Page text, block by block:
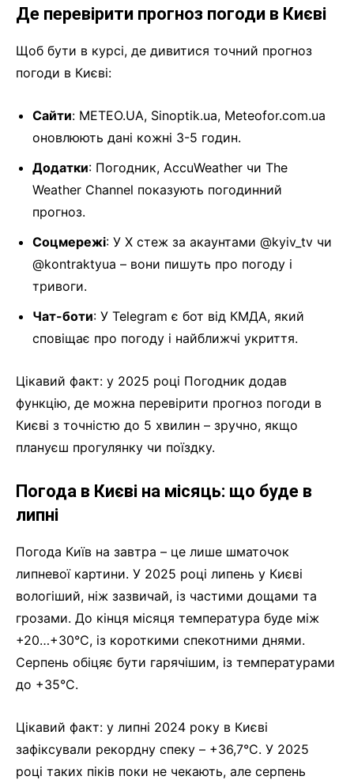
Де перевірити прогноз погоди в Києві
Щоб бути в курсі, де дивитися точний прогноз
погоди в Києві:
Сайти: METEO.UA, Sinoptik.ua, Meteofor.com.ua
оновлюють дані кожні 3-5 годин.
Додатки: Погодник, AccuWeather чи The
Weather Channel показують погодинний
прогноз.
Соцмережі: У X стеж за акаунтами @kyiv_tv чи
@kontraktyua – вони пишуть про погоду і
тривоги.
Чат-боти: У Telegram є бот від КМДА, який
сповіщає про погоду і найближчі укриття.
Цікавий факт: у 2025 році Погодник додав
функцію, де можна перевірити прогноз погоди в
Києві з точністю до 5 хвилин – зручно, якщо
плануєш прогулянку чи поїздку.
Погода в Києві на місяць: що буде в
липні
Погода Київ на завтра – це лише шматочок
липневої картини. У 2025 році липень у Києві
вологіший, ніж зазвичай, із частими дощами та
грозами. До кінця місяця температура буде між
+20…+30°C, із короткими спекотними днями.
Серпень обіцяє бути гарячішим, із температурами
до +35°C.
Цікавий факт: у липні 2024 року в Києві
зафіксували рекордну спеку – +36,7°C. У 2025
році таких піків поки не чекають, але серпень